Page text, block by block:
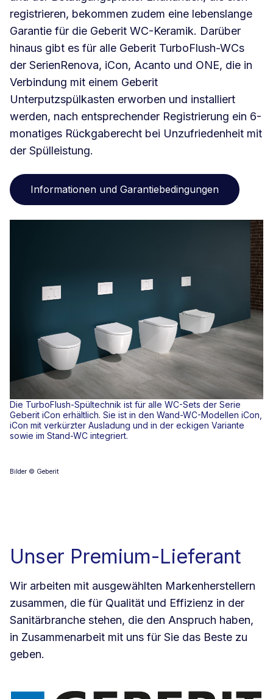
registrieren, bekommen zudem eine lebenslange
Garantie für die Geberit WC-Keramik. Darüber
hinaus gibt es für alle Geberit TurboFlush-WCs
der SerienRenova, iCon, Acanto und ONE, die in
Verbindung mit einem Geberit
Unterputzspülkasten erworben und installiert
werden, nach entsprechender Registrierung ein 6-
monatiges Rückgaberecht bei Unzufriedenheit mit
der Spülleistung.
Informationen und Garantiebedingungen
Die TurboFlush-Spültechnik ist für alle WC-Sets der Serie
Geberit iCon erhältlich. Sie ist in den Wand-WC-Modellen iCon,
iCon mit verkürzter Ausladung und in der eckigen Variante
sowie im Stand-WC integriert.
Bilder © Geberit
Unser Premium-Lieferant
Wir arbeiten mit ausgewählten Markenherstellern
zusammen, die für Qualität und Effizienz in der
Sanitärbranche stehen, die den Anspruch haben,
in Zusammenarbeit mit uns für Sie das Beste zu
geben.